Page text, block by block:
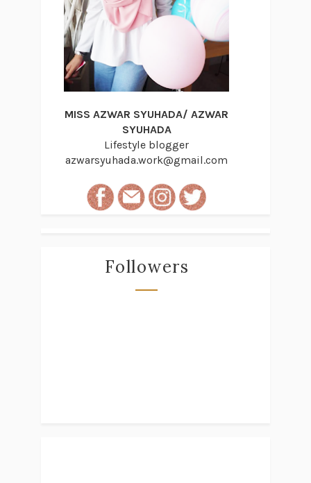
MISS AZWAR SYUHADA/ AZWAR
SYUHADA
Lifestyle blogger
azwarsyuhada.work@gmail.com
Followers